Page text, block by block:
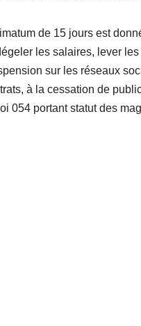
de 15 jours est
les salaires, lever
sur les réseaux
à la cessation de
054 portant statut des